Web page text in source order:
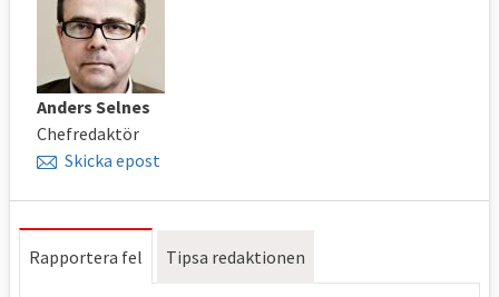
Anders Selnes
Chefredaktör
Skicka epost
Rapportera fel Tipsa redaktionen